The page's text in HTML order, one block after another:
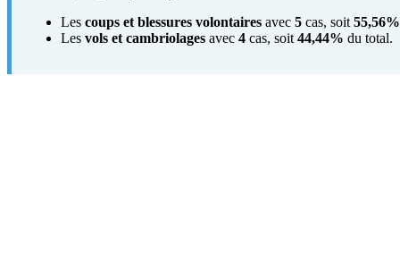
Les coups et blessures volontaires avec 5 cas, soit 55,56%
Les vols et cambriolages avec 4 cas, soit 44,44% du total.